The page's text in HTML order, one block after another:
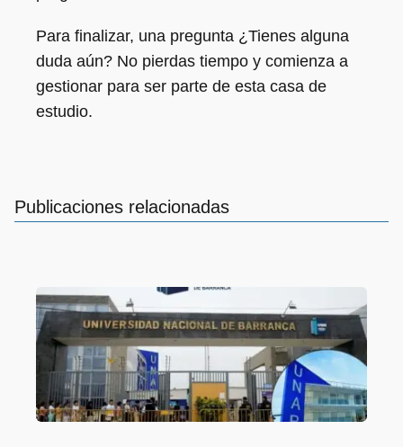
Para finalizar, una pregunta ¿Tienes alguna
duda aún? No pierdas tiempo y comienza a
gestionar para ser parte de esta casa de
estudio.
Publicaciones relacionadas